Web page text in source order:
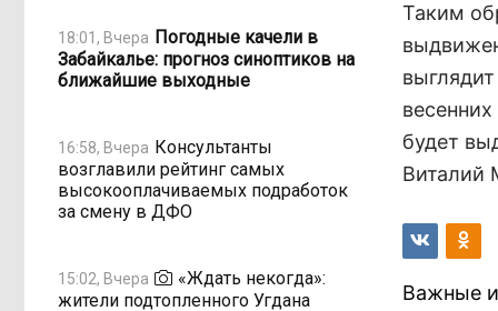
18:01, Вчера Погодные качели в
Забайкалье: прогноз синоптиков на
ближайшие выходные
16:58, Вчера Консультанты
возглавили рейтинг самых
высокооплачиваемых подработок
за смену в ДФО
15:02, Вчера
«Ждать некогда»:
жители подтопленного Угдана
Таким
будет
Виталий
Важные